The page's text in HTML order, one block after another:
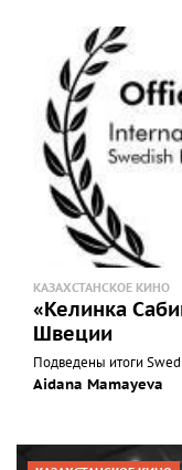
КАЗАХСТАНСКОЕ КИНО
«Келинка
Швеции
Подведены итоги
Aidana Mamayeva